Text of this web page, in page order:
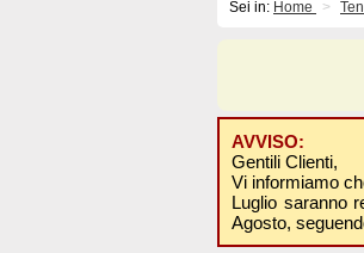
Sei in: Home
AVVISO:
Gentili Clienti,
Vi informiamo
Luglio saranno
Agosto,